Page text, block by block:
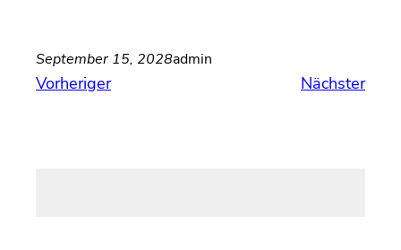
September 15, 2028admin
Vorheriger Nächster